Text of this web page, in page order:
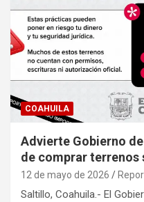
COAHUILA
Advierte Gobierno
de comprar terrenos
12 de mayo de 2026
Saltillo, Coahuila.- El